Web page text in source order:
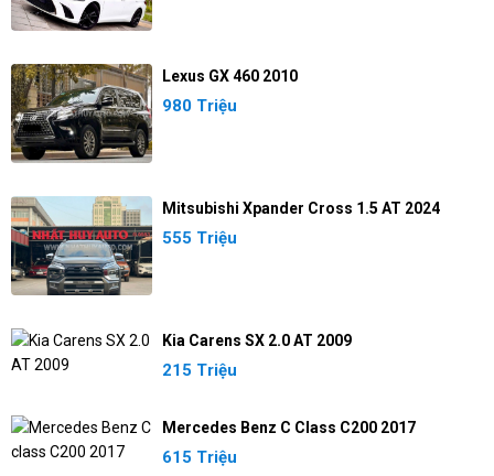
Lexus GX 460 2010
980 Triệu
Mitsubishi Xpander Cross 1.5 AT 2024
555 Triệu
Kia Carens SX 2.0 AT 2009
215 Triệu
Mercedes Benz C Class C200 2017
615 Triệu